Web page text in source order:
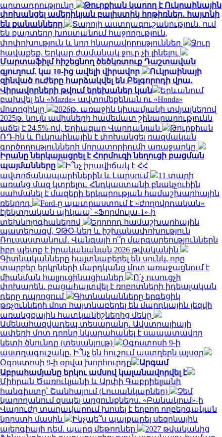
արտադրությունը
Թուրքիան կարող է Ուկրաինային
փոխանցել ամերիկյան բալիստիկ հրթիռներ․ հայտնի
են քանակները
Տարոյի աստղագուշակություն. ում
են քարտերը խոստանում հաջողություն,
փոփոխություն և նոր հնարավորություններ
Ջուր
հավաքեք. Երկար ժամանակ ջուր չի լինելու
Մարտաֆիլմ հիշեցնող ծեծկռտուք Դաշտավան
գյուղում. կա 10-ից ավելի վիրավոր
Ուկրաինայի
զինված ուժերը հարձակվել են Բելգորոդի վրա․
Վիրավորների թվում երեխաներ կան
Երևանում
բախվել են «Mazda» ավտոմեքենան ու «Honda»
մոտոցիկլը
2026թ. առաջին կիսամյակի տվյալներով
2025թ. նույն ամիսների համեմատ շինարարությունն
աճել է 24.5%-ով. Եղիազար Վարդանյան
Թուրքիան
ՌԴ-ին և Ուկրաինային է փոխանցել ռազմական
գործողությունների մորատորիումի առաջարկը
Իրանը ներկայացրել է Հորմուզի նեղուցի բացման
պայմանները
Ի՞նչ իրավիճակ է ՀՀ
ավտոճանապարհներին և Լարսում
11 տարի
առանց մազ կտրելու. Հնդկաստանի բնակչուհին
սահմանել է մազերի երկարության համաշխարհային
ռեկորդ
Ford-ը պատրաստում է «ժողովրդական»
էլեկտրական պիկապ՝ «Ֆորմուլա-1»-ի
տեխնոլոգիաներով
Երրորդ համաշխարհային
պատերազմ, ՉԹՕ-ներ և իշխանափոխություն
Ռուսաստանում․ Վանգայի ո՞ր մարգարեություններն
իբր պետք է իրականանան 2026 թվականին
Գիտնականները հայտնաբերել են սունկ, որը
տարբեր երկրների մարդկանց մոտ առաջացնում է
միանման հալյուցինացիաներ
Ո՛չ ուսուցչի
փոխարեն. բացահայտվել է ռոբոտների իդեալական
դերը դպրոցում
Գիտնականները երգեցիկ
թռչունների մոտ հայտնաբերել են մարդկային լեզվի
առանցքային հատկանիշներից մեկը
Ամենահազվադեպ տեսարանը․ Ավստրալիայի
ափերի մոտ դրոնը նկարահանել է սապատավոր
կետի ծնունդը (տեսանյութ)
Օգոստոսի 9-ի
աստղագուշակը. Ի՞նչ են հուշում աստղերն այսօր
Օգոստոսի 9-ի օրվա խորհուրդը
Արգամ
Աբրահամյանը երկու ամսով կալանավորվել է
Միհրան Ծառուկյանի և Արփի Գաբրիելյանի
հանգիստը՝ Շանհայում (Լուսանկարներ)
Չեմ
կարողանում զսպել արցունքներս. «Բանակում»-ի
Վարուժը տաղավարում խոսել է եղբոր ողբերգական
կորստի մասին
Ինչպե՞ս պայքարել սեզոնային
ալերգիայի դեմ. պարզ մեթոդներ
2027 թվականից